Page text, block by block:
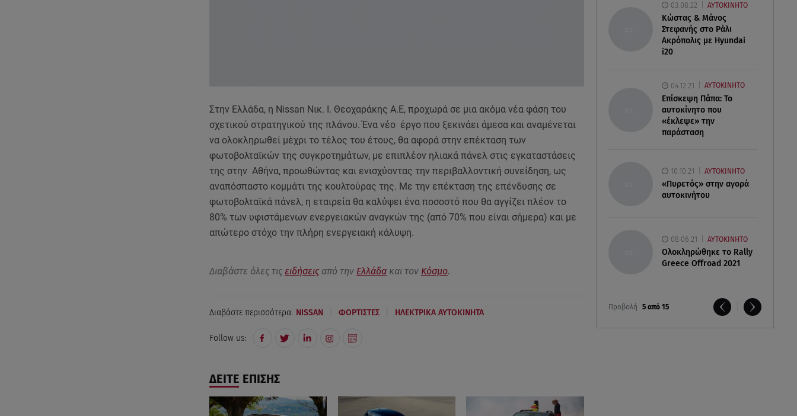
03.08.22 ΑΥΤΟΚΙΝΗΤΟ
Κώστας & Μάνος
Στεφανής στο Ράλι
Ακρόπολις με Hyundai
i20
04.12.21 ΑΥΤΟΚΙΝΗΤΟ
Επίσκεψη Πάπα: Το
αυτοκίνητο που
«έκλεψε» την
παράσταση
10.10.21 ΑΥΤΟΚΙΝΗΤΟ
«Πυρετός» στην αγορά
αυτοκινήτου
08.06.21 ΑΥΤΟΚΙΝΗΤΟ
Ολοκληρώθηκε το Rally
Greece Offroad 2021
Προβολή 5 από 15
Στην Ελλάδα, η Nissan Νικ. Ι. Θεοχαράκης Α.Ε, προχωρά σε μια ακόμα νέα φάση του
σχετικού στρατηγικού της πλάνου. Ένα νέο έργο που ξεκινάει άμεσα και αναμένεται
να ολοκληρωθεί μέχρι το τέλος του έτους, θα αφορά στην επέκταση των
φωτοβολταϊκών της συγκροτημάτων, με επιπλέον ηλιακά πάνελ στις εγκαταστάσεις
της στην Αθήνα, προωθώντας και ενισχύοντας την περιβαλλοντική συνείδηση, ως
αναπόσπαστο κομμάτι της κουλτούρας της. Με την επέκταση της επένδυσης σε
φωτοβολταϊκά πάνελ, η εταιρεία θα καλύψει ένα ποσοστό που θα αγγίζει πλέον το
80% των υφιστάμενων ενεργειακών αναγκών της (από 70% που είναι σήμερα) και με
απώτερο στόχο την πλήρη ενεργειακή κάλυψη.
Διαβάστε όλες τις ειδήσειςαπό την Ελλάδακαι τον Κόσμο.
Διαβάστε περισσότερα: NISSAN ΦΟΡΤΙΣΤΕΣ ΗΛΕΚΤΡΙΚΑ ΑΥΤΟΚΙΝΗΤΑ
Follow us:
ΔΕΙΤΕ ΕΠΙΣΗΣ